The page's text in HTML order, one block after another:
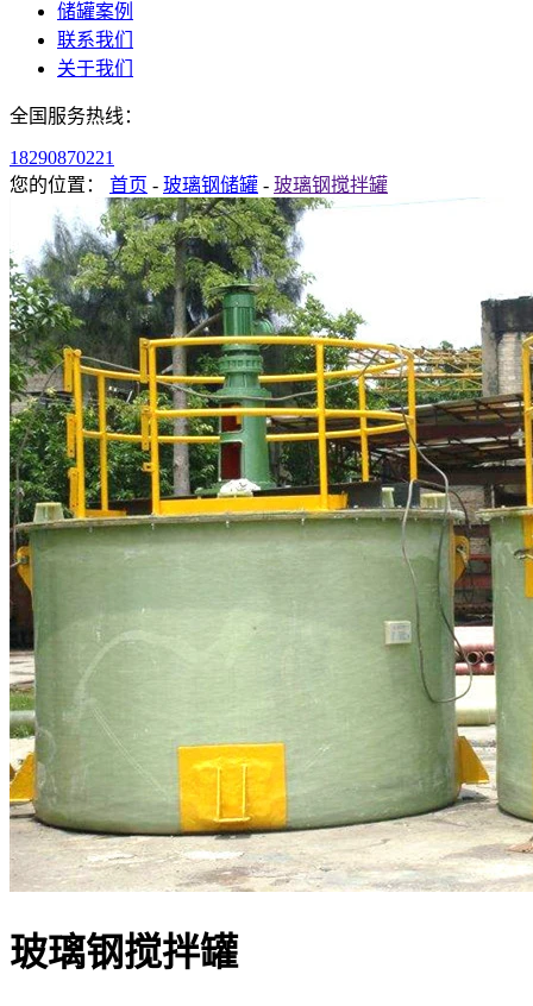
储罐案例
联系我们
关于我们
全国服务热线：
18290870221
您的位置： 首页 - 玻璃钢储罐 - 玻璃钢搅拌罐
玻璃钢搅拌罐